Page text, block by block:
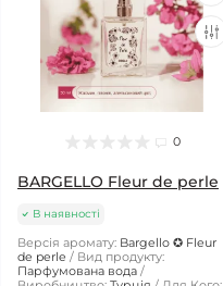
0
BARGELLO Fleur de perle
В наявності
Версія аромату: Bargello ✪ Fleur
de perle
Вид продукту:
Парфумована вода